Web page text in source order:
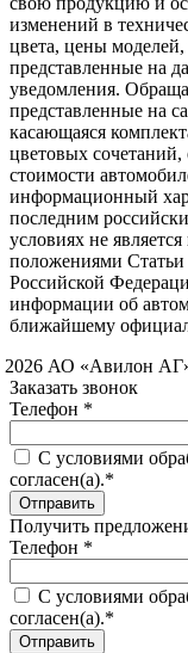
изменений в
цвета, цены
представленные на
уведомления.
представленные на
касающаяся
цветовых сочетаний,
стоимости
информационный
последним
условиях не
положениями Статьи
Российской
информации об
ближайшему
АО «Авилон
Заказать звонок
Телефон *
C условиями
согласен(а).*
Получить
Телефон *
C условиями
согласен(а).*